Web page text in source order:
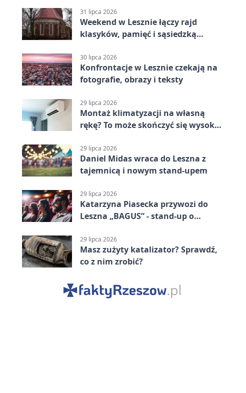
31 lipca 2026
Weekend w Lesznie łączy rajd
klasyków, pamięć i sąsiedzką
30 lipca 2026
Konfrontacje w Lesznie czekają na
fotografie, obrazy i teksty
29 lipca 2026
Montaż klimatyzacji na własną
rękę? To może skończyć się wysoką
29 lipca 2026
Daniel Midas wraca do Leszna z
tajemnicą i nowym stand-upem
29 lipca 2026
Katarzyna Piasecka przywozi do
Leszna „BAGUS” - stand-up o
29 lipca 2026
Masz zużyty katalizator? Sprawdź,
co z nim zrobić?